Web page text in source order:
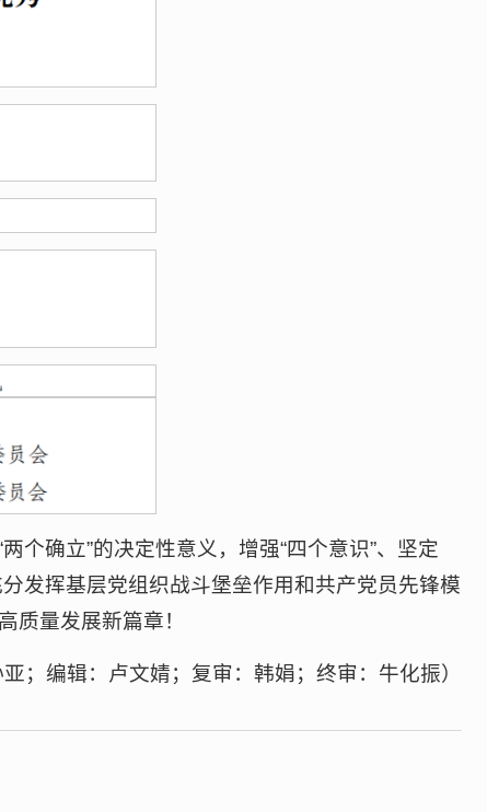
个确立”的决定性意义，增强“四个意识”、坚定
发挥基层党组织战斗堡垒作用和共产党员先锋模
质量发展新篇章！
亚；编辑：卢文婧；复审：韩娟；终审：牛化振）